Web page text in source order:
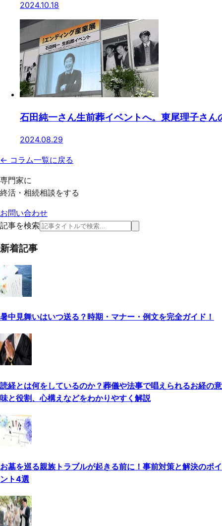
2024.10.18
石田純一さん生前葬イベントへ。東尾理子さん
2024.08.29
← コラム一覧に戻る
専門家に
終活・相続相談をする
お問い合わせ
記事を検索
新着記事
暑中見舞いはいつ送る？時期・マナー・例文を完全ガイド！
読経とは何をしているのか？葬儀や法事で唱えられるお経の意
味と役割、心構えなどをわかりやすく解説
お墓を巡る親族トラブルが起きる前に！事前対策と解決のポイ
ント4選